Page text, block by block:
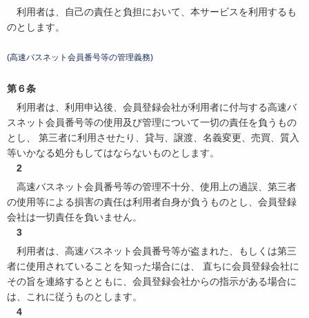
利用者は、自己の責任と負担において、本サービスを利用するも
のとします。
(高速バスネット会員番号等の管理義務)
第６条
利用者は、利用申込後、会員登録会社が利用者に付与する高速バ
スネット会員番号等の使用及び管理について一切の責任を負うもの
とし、 第三者に利用させたり、貸与、譲渡、名義変更、売買、質入
等いかなる処分もしてはならないものとします。
2
高速バスネット会員番号等の管理不十分、使用上の過誤、第三者
の使用等による損害の責任は利用者自身が負うものとし、会員登録
会社は一切責任を負いません。
3
利用者は、高速バスネット会員番号等が盗まれた、もしくは第三
者に使用されていることを知った場合には、 直ちに会員登録会社に
その旨を連絡するとともに、会員登録会社からの指示がある場合に
は、これに従うものとします。
4